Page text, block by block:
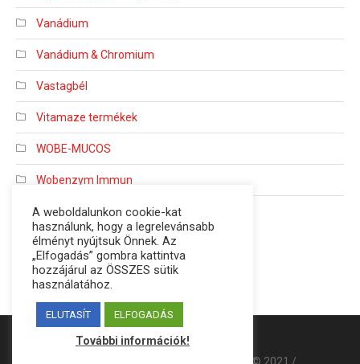
Vanádium
Vanádium & Chromium
Vastagbél
Vitamaze termékek
WOBE-MUCOS
Wobenzym Immun
Wobenzyme
Design bySEO4YOU.hu
A weboldalunkon cookie-kat
használunk, hogy a legrelevánsabb
élményt nyújtsuk Önnek. Az
„Elfogadás” gombra kattintva
hozzájárul az ÖSSZES sütik
használatához.
ELUTASÍT ELFOGADÁS
További információk!